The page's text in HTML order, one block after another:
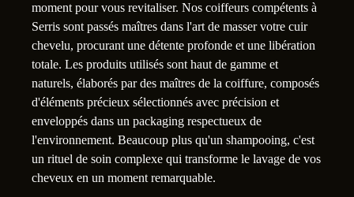
moment pour vous revitaliser. Nos coiffeurs compétents à
Serris sont passés maîtres dans l'art de masser votre cuir
chevelu, procurant une détente profonde et une libération
totale. Les produits utilisés sont haut de gamme et
naturels, élaborés par des maîtres de la coiffure, composés
d'éléments précieux sélectionnés avec précision et
enveloppés dans un packaging respectueux de
l'environnement. Beaucoup plus qu'un shampooing, c'est
un rituel de soin complexe qui transforme le lavage de vos
cheveux en un moment remarquable.